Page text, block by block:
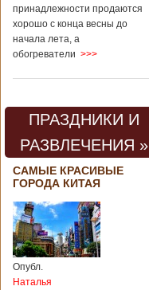
принадлежности продаются
хорошо с конца весны до
начала лета, а
обогреватели >>>
ПРАЗДНИКИ И
РАЗВЛЕЧЕНИЯ »
САМЫЕ КРАСИВЫЕ
ГОРОДА КИТАЯ
Опубл.
Наталья